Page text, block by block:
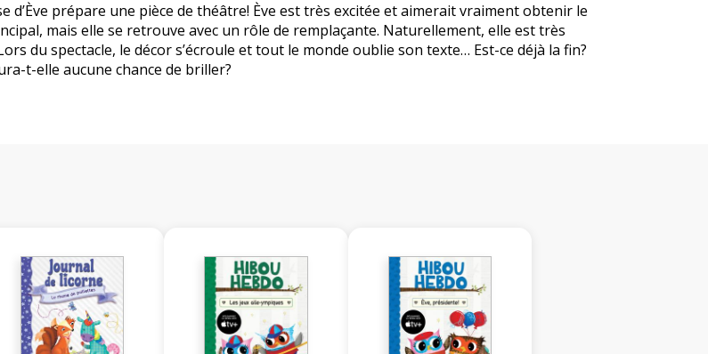
d’Ève prépare une pièce de théâtre! Ève est très excitée et aimerait vraiment obtenir le
mais elle se retrouve avec un rôle de remplaçante. Naturellement, elle est très
du spectacle, le décor s’écroule et tout le monde oublie son texte… Est-ce déjà la fin?
t-elle aucune chance de briller?